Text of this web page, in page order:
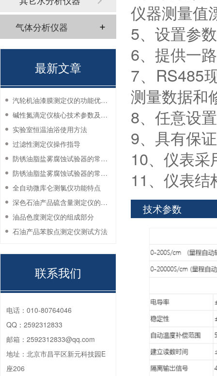
仪器测量值
5、设置参
6、提供一
7、RS485
测量数据和
8、任意设
9、具有保
10、仪表
11、仪表
技术参数
气体分析仪器
最新文章
汽轮机油漆膜测定仪的功能优势有哪些？
碱性氮滴定仪核心技术参数及应用说明
实验室恒温油浴使用方法
过滤性测定仪操作指导
防锈油脂盐雾腐蚀试验器的常见故障与解决方法
防锈油脂盐雾腐蚀试验器的常见故障与解决方法
全自动微库仑测氯仪功能特点
深色石油产品硫含量测定仪的工作环境要求
油品色度测定仪的组成部分
石油产品苯胺点测定仪测试方法
联系我们
电话： 010-80764046
QQ： 2592312833
邮箱： 2592312833@qq.com
地址： 北京市昌平区新元科技园E
座206